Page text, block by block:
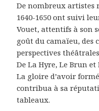
De nombreux artistes
1640-1650 ont suivi
Vouet, attentifs à son
goût du camaïeu, des
perspectives
De La Hyre, Le Brun
La gloire d’avoir
contribua à sa
tableaux.